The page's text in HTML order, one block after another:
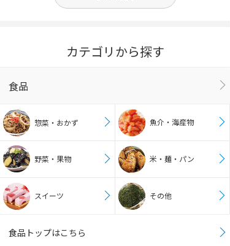
カテゴリから探す
食品
惣菜・おかず 魚介・海産物
野菜・果物 米・麺・パン
スイーツ その他
食品トップはこちら